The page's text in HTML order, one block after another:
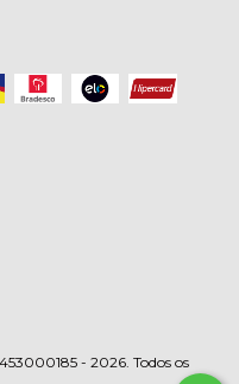
- 2026. Todos os